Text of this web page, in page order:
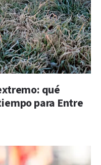
qué
para Entre